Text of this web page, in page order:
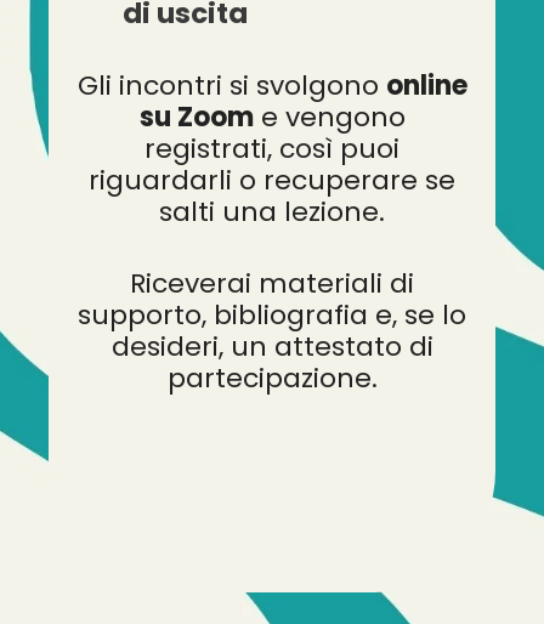
di uscita
Gli incontri si svolgono online
su Zoome vengono
registrati, così puoi
riguardarli o recuperare se
salti una lezione.
Riceverai materiali di
supporto, bibliografia e, se lo
desideri, un attestato di
partecipazione.